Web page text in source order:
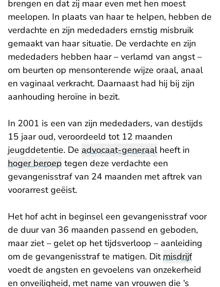
brengen en dat zij maar even met hen moest
meelopen. In plaats van haar te helpen, hebben de
verdachte en zijn mededaders ernstig misbruik
gemaakt van haar situatie. De verdachte en zijn
mededaders hebben haar – verlamd van angst –
om beurten op mensonterende wijze oraal, anaal
en vaginaal verkracht. Daarnaast had hij bij zijn
aanhouding heroïne in bezit.
In 2001 is een van zijn mededaders, van destijds
15 jaar oud, veroordeeld tot 12 maanden
jeugddetentie. De advocaat-generaalheeft in
hoger beroep tegen deze verdachte een
gevangenisstraf van 24 maanden met aftrek van
voorarrest geëist.
Het hof acht in beginsel een gevangenisstraf voor
de duur van 36 maanden passend en geboden,
maar ziet – gelet op het tijdsverloop – aanleiding
om de gevangenisstraf te matigen. Ditmisdrijf
voedt de angsten en gevoelens van onzekerheid
en onveiligheid, met name van vrouwen die ‘s